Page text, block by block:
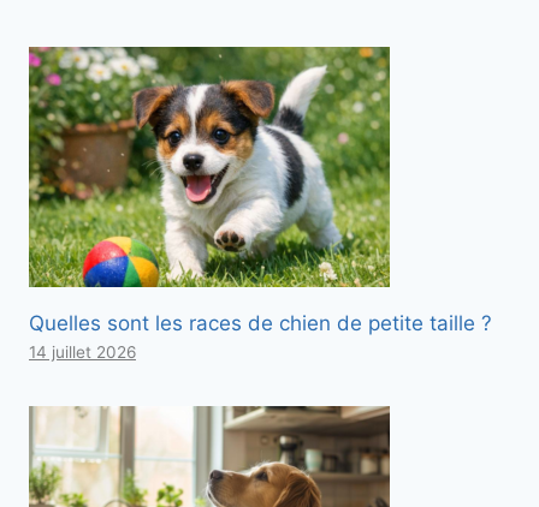
Quelles sont les races de chien de petite taille ?
14 juillet 2026